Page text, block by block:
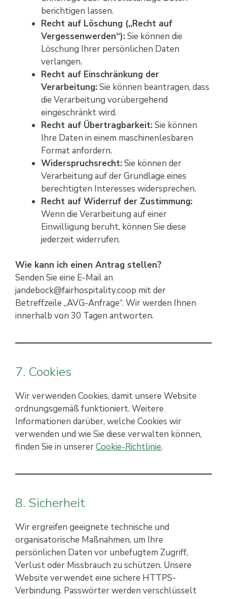
berichtigen lassen.
Recht auf Löschung („Recht auf
Vergessenwerden“):Sie können die
Löschung Ihrer persönlichen Daten
verlangen.
Recht auf Einschränkung der
Verarbeitung:Sie können beantragen, dass
die Verarbeitung vorübergehend
eingeschränkt wird.
Recht auf Übertragbarkeit:Sie können
Ihre Daten in einem maschinenlesbaren
Format anfordern.
Widerspruchsrecht:Sie können der
Verarbeitung auf der Grundlage eines
berechtigten Interesses widersprechen.
Recht auf Widerruf der Zustimmung:
Wenn die Verarbeitung auf einer
Einwilligung beruht, können Sie diese
jederzeit widerrufen.
Wie kann ich einen Antrag stellen?
Senden Sie eine E-Mail an
jandebock@fairhospitality.coop mit der
Betreffzeile „AVG-Anfrage“. Wir werden Ihnen
innerhalb von 30 Tagen antworten.
7. Cookies
Wir verwenden Cookies, damit unsere Website
ordnungsgemäß funktioniert. Weitere
Informationen darüber, welche Cookies wir
verwenden und wie Sie diese verwalten können,
finden Sie in unsererCookie-Richtlinie.
8. Sicherheit
Wir ergreifen geeignete technische und
organisatorische Maßnahmen, um Ihre
persönlichen Daten vor unbefugtem Zugriff,
Verlust oder Missbrauch zu schützen. Unsere
Website verwendet eine sichere HTTPS-
Verbindung. Passwörter werden verschlüsselt